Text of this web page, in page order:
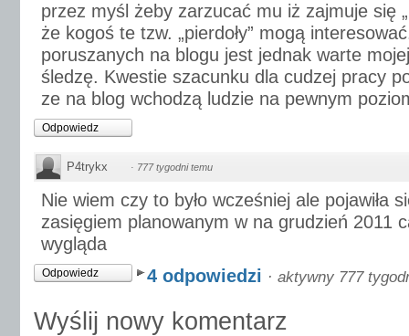
przez myśl żeby zarzucać mu iż zajmuje się
że kogoś te tzw. „pierdoły” mogą
poruszanych na blogu jest jednak warte
śledzę. Kwestie szacunku dla cudzej pracy
ze na blog wchodzą ludzie na pewnym
Odpowiedz
P4trykx · 777 tygodni temu
Nie wiem czy to było wcześniej ale pojawiła
zasięgiem planowanym w na grudzień 2011
wygląda
Odpowiedz 4 odpowiedzi · aktywny 777
Wyślij nowy komentarz